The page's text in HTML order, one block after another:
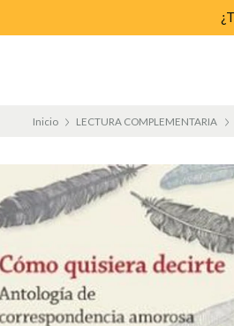
Inicio LECTURA COMPLEMENTARIA